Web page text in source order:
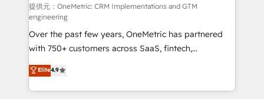
turn innovation into real impact. 🌍 Highlights •
HubSpot Partner since 2012 • 2022 EMEA Impact
Award: Best Integration • 150+ successful HubSpot
projects • Clients in 30+ industries • Proprietary
technology for integrations • Multilingual team:
English, Spanish, Portuguese & Italian 👉 Grow
smarter with AI and HubSpot.
提供元：OneMetric: CRM Implementations and GTM
engineering
Over the past few years, OneMetric has partnered
with 750+ customers across SaaS, fintech,
healthcare, real estate, and other industries. With
150+ HubSpot-certified experts, we deliver scalable
solutions to complex GTM and RevOps challenges.
Elite4.9